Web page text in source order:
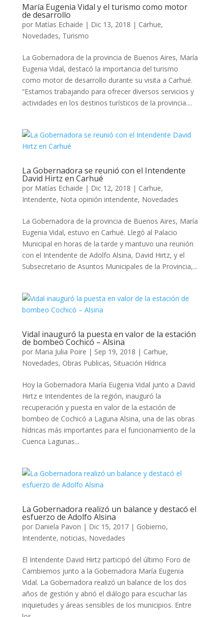
María Eugenia Vidal y el turismo como motor
de desarrollo
por Matías Echaide | Dic 13, 2018 | Carhue,
Novedades, Turismo
La Gobernadora de la provincia de Buenos Aires, María
Eugenia Vidal, destacó la importancia del turismo
como motor de desarrollo durante su visita a Carhué.
“Estamos trabajando para ofrecer diversos servicios y
actividades en los destinos turísticos de la provincia....
La Gobernadora se reunió con el Intendente
David Hirtz en Carhué
por Matías Echaide | Dic 12, 2018 | Carhue,
Intendente, Nota opinión intendente, Novedades
La Gobernadora de la provincia de Buenos Aires, María
Eugenia Vidal, estuvo en Carhué. Llegó al Palacio
Municipal en horas de la tarde y mantuvo una reunión
con el Intendente de Adolfo Alsina, David Hirtz, y el
Subsecretario de Asuntos Municipales de la Provincia,...
Vidal inauguró la puesta en valor de la estación
de bombeo Cochicó – Alsina
por Maria Julia Poire | Sep 19, 2018 | Carhue,
Novedades, Obras Publicas, Situación Hídrica
Hoy la Gobernadora María Eugenia Vidal junto a David
Hirtz e Intendentes de la región, inauguró la
recuperación y puesta en valor de la estación de
bombeo de Cochicó a Laguna Alsina, una de las obras
hídricas más importantes para el funcionamiento de la
Cuenca Lagunas...
La Gobernadora realizó un balance y destacó el
esfuerzo de Adolfo Alsina
por Daniela Pavon | Dic 15, 2017| Gobierno,
Intendente, noticias, Novedades
El Intendente David Hirtz participó del último Foro de
Cambiemos junto a la Gobernadora María Eugenia
Vidal. La Gobernadora realizó un balance de los dos
años de gestión y abrió el diálogo para escuchar las
inquietudes y áreas sensibles de los municipios. Entre